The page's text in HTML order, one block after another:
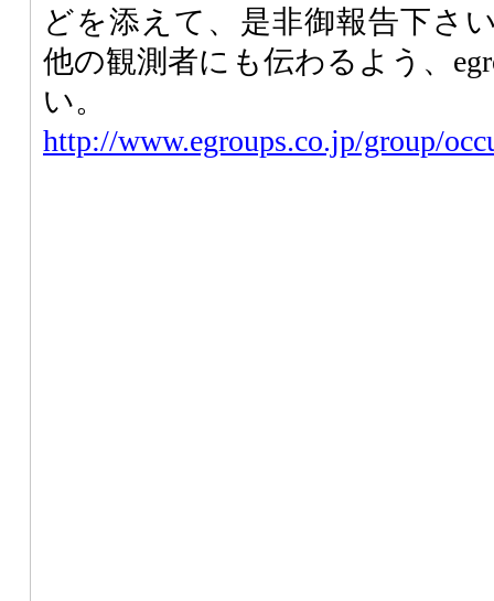
どを添えて、是非御報告下さ
他の観測者にも伝わるよう、
い。
http://www.egroups.co.jp/group/